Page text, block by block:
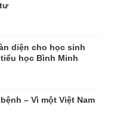
diện cho học sinh
học Bình Minh
– Vì một Việt Nam